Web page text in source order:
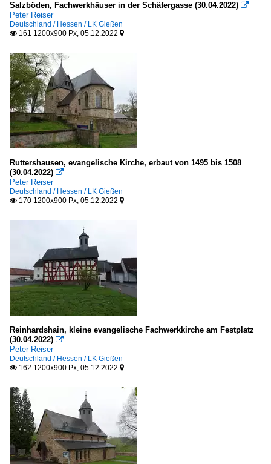
Salzböden, Fachwerkhäuser in der Schäfergasse (30.04.2022) 
Peter Reiser
Deutschland / Hessen / LK Gießen
 161 1200x900 Px, 05.12.2022 
Ruttershausen, evangelische Kirche, erbaut von 1495 bis 1508
(30.04.2022) 
Peter Reiser
Deutschland / Hessen / LK Gießen
 170 1200x900 Px, 05.12.2022 
Reinhardshain, kleine evangelische Fachwerkkirche am Festplatz
(30.04.2022) 
Peter Reiser
Deutschland / Hessen / LK Gießen
 162 1200x900 Px, 05.12.2022 